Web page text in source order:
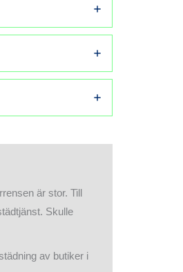
är stor. Till
Skulle
av butiker i